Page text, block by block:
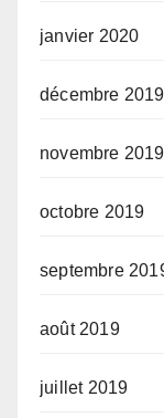
janvier 2020
décembre 2019
novembre 2019
octobre 2019
septembre
août 2019
juillet 2019